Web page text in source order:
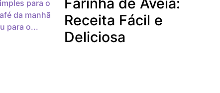
Receita Fácil e
Deliciosa